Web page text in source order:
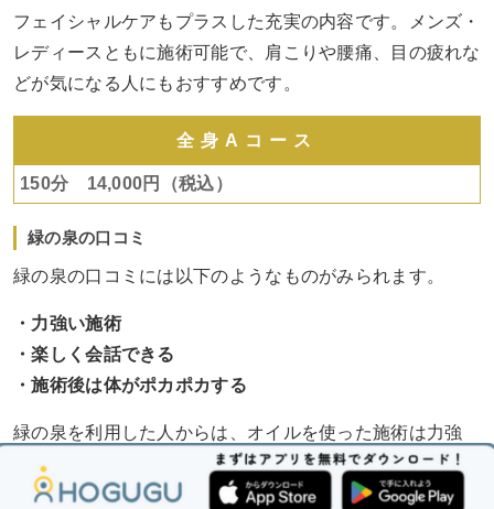
フェイシャルケアもプラスした充実の内容です。メンズ・
レディースともに施術可能で、肩こりや腰痛、目の疲れな
どが気になる人にもおすすめです。
全身Aコース
150分 14,000円（税込）
緑の泉の口コミ
緑の泉の口コミには以下のようなものがみられます。
・力強い施術
・楽しく会話できる
・施術後は体がポカポカする
緑の泉を利用した人からは、オイルを使った施術は力強
く、しっかりとリンパを流してくれると好評です。セラピ
ストとの会話が楽しかったという口コミも多くありまし